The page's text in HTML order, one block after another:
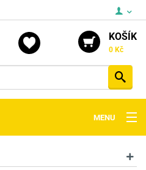
KOŠÍK
0 Kč
MENU